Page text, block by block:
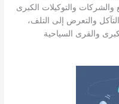
والتوكيلات الكبرى
والتعرض إلى التلف،
والقرى السياحية